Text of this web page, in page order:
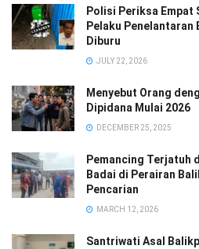
Polisi Periksa Empat
Pelaku Penelantaran
Diburu
JULY 22, 2026
Menyebut Orang
Dipidana Mulai 2026
DECEMBER 25, 2025
Pemancing Terjatuh
Badai di Perairan
Pencarian
MARCH 12, 2026
Santriwati Asal